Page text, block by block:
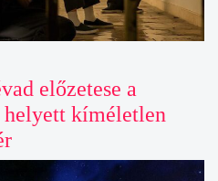
előzetese a
helyett kíméletlen